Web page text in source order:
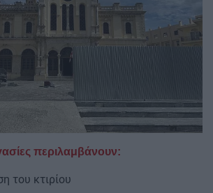
περιλαμβάνουν:
του κτιρίου